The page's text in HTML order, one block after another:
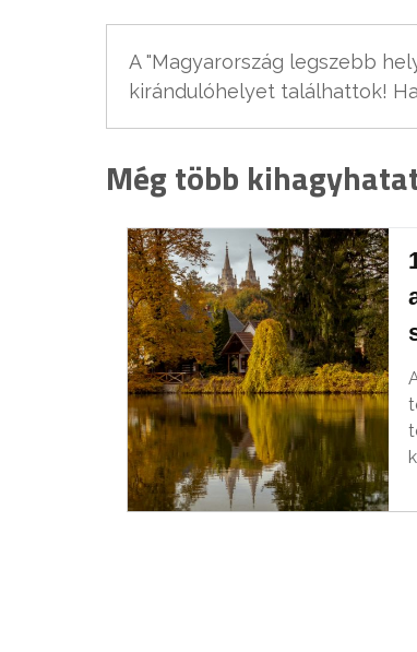
A "Magyarország legszebb
kirándulóhelyet találhattok!
Még több